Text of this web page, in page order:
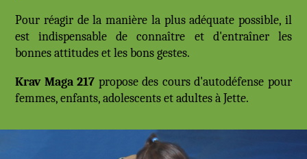
Pour réagir de la manière la plus adéquate possible, il
est indispensable de connaître et d'entraîner les
bonnes attitudes et les bons gestes.
Krav Maga 217 propose des cours d'autodéfense pour
femmes, enfants, adolescents et adultes à Jette.